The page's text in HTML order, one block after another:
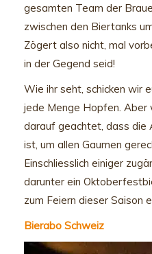
gesamten Team der
zwischen den Biertanks
Zögert also nicht, mal
in der Gegend seid!
Wie ihr seht, schicken wir
jede Menge Hopfen. Aber
darauf geachtet, dass die
ist, um allen Gaumen
Einschliesslich einiger
darunter ein
zum Feiern dieser Saison
Bierabo Schweiz